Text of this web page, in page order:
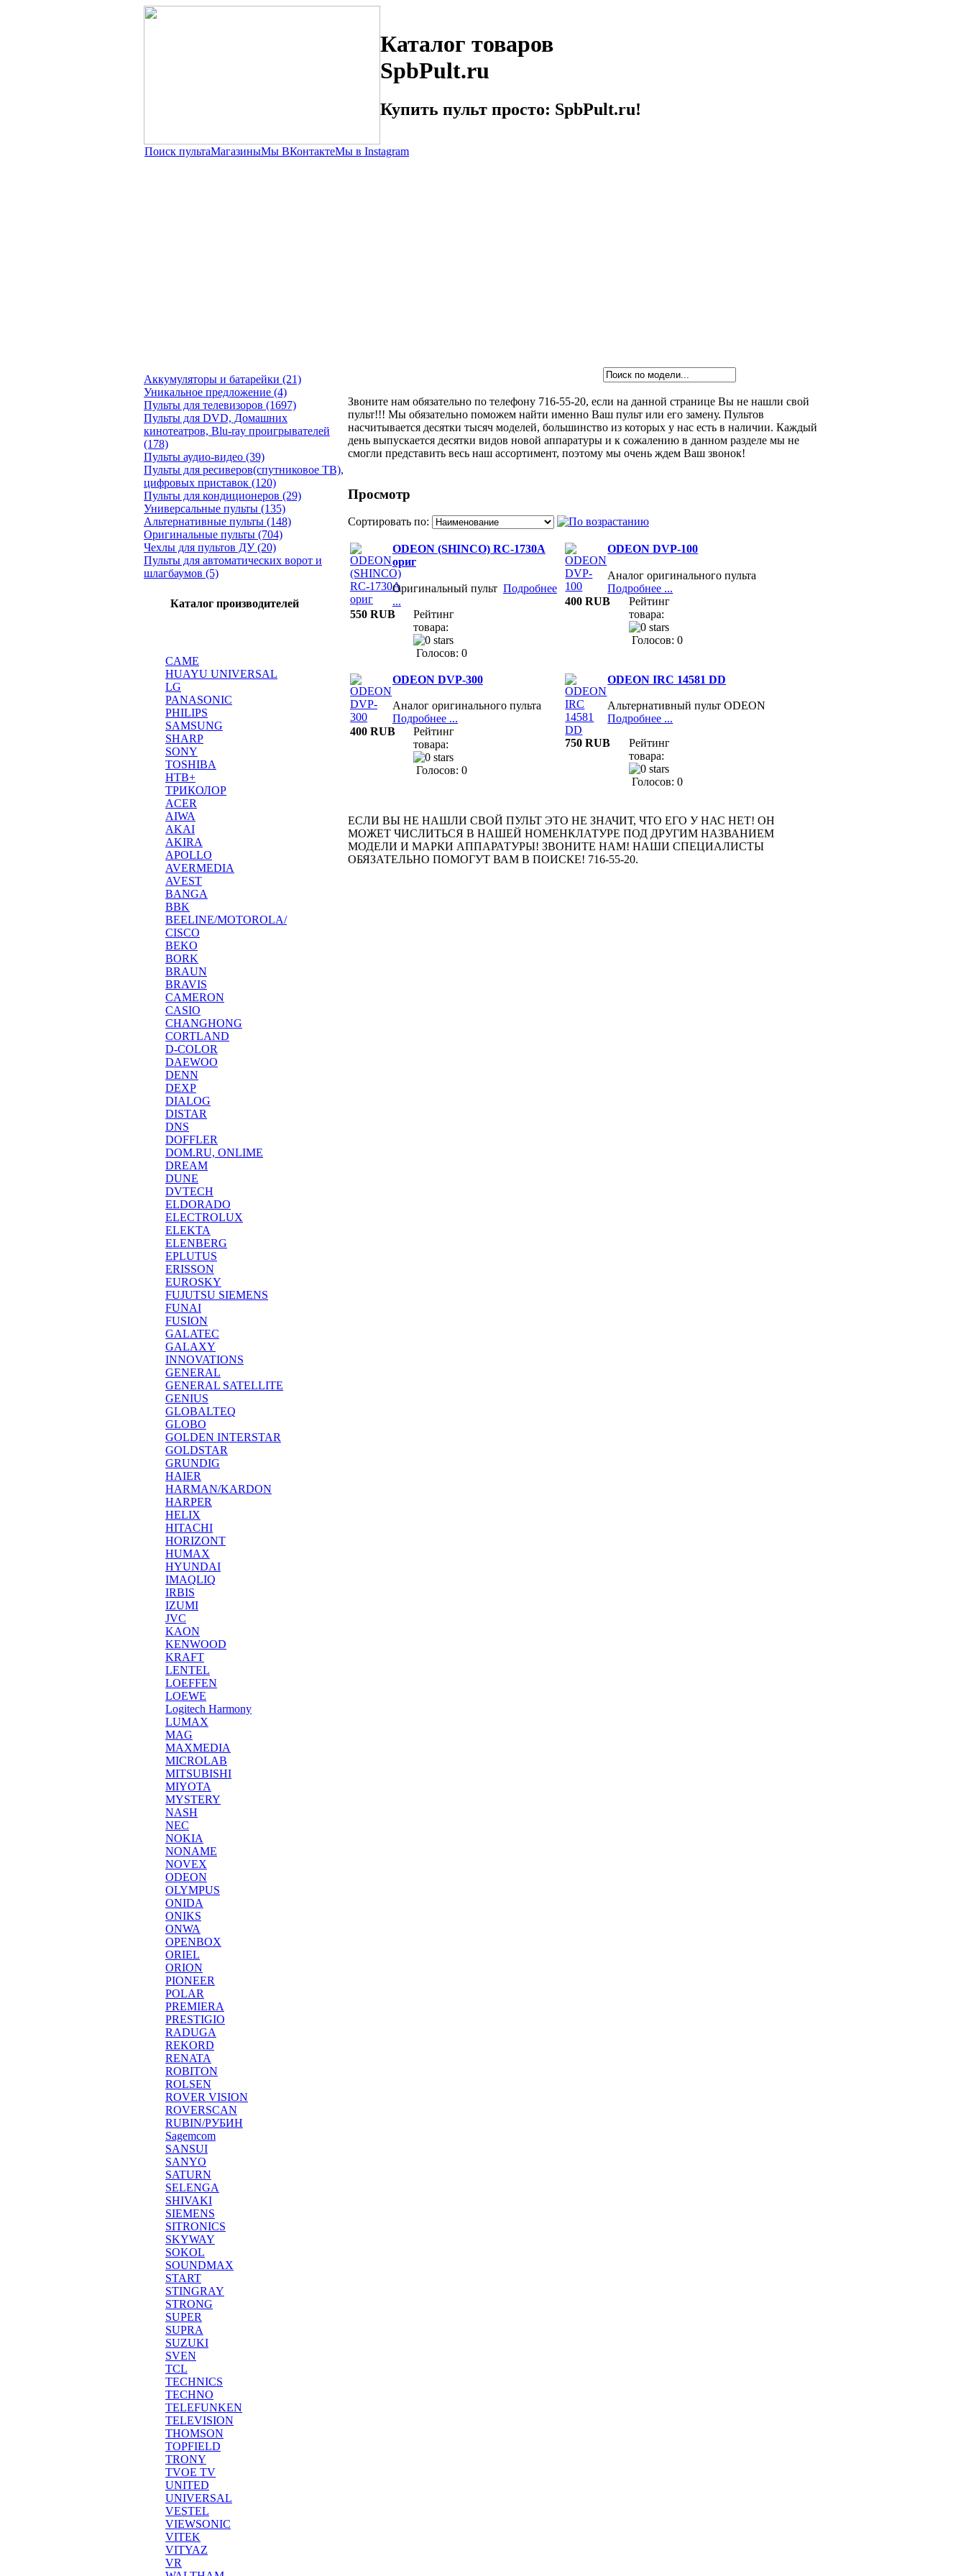
Каталог товаров
SpbPult.ru
Купить пульт просто: SpbPult.ru!
Поиск пультаМагазиныМы ВКонтактеМы в Instagram
Аккумуляторы и батарейки (21)
Уникальное предложение (4)
Пульты для телевизоров (1697)
Пульты для DVD, Домашних
кинотеатров, Blu-ray проигрывателей
(178)
Пульты аудио-видео (39)
Пульты для ресиверов(спутниковое ТВ),
цифровых приставок (120)
Пульты для кондиционеров (29)
Универсальные пульты (135)
Альтернативные пульты (148)
Оригинальные пульты (704)
Чехлы для пультов ДУ (20)
Пульты для автоматических ворот и
шлагбаумов (5)
Каталог производителей
CAME
HUAYU UNIVERSAL
LG
PANASONIC
PHILIPS
SAMSUNG
SHARP
SONY
TOSHIBA
НТВ+
ТРИКОЛОР
ACER
AIWA
AKAI
AKIRA
APOLLO
AVERMEDIA
AVEST
BANGA
BBK
BEELINE/MOTOROLA/
CISCO
BEKO
BORK
BRAUN
BRAVIS
CAMERON
CASIO
CHANGHONG
CORTLAND
D-COLOR
DAEWOO
DENN
DEXP
DIALOG
DISTAR
DNS
DOFFLER
DOM.RU, ONLIME
DREAM
DUNE
DVTECH
ELDORADO
ELECTROLUX
ELEKTA
ELENBERG
EPLUTUS
ERISSON
EUROSKY
FUJUTSU SIEMENS
FUNAI
FUSION
GALATEC
GALAXY
INNOVATIONS
GENERAL
GENERAL SATELLITE
GENIUS
GLOBALTEQ
GLOBO
GOLDEN INTERSTAR
GOLDSTAR
GRUNDIG
HAIER
HARMAN/KARDON
HARPER
HELIX
HITACHI
HORIZONT
HUMAX
HYUNDAI
IMAQLIQ
IRBIS
IZUMI
JVC
KAON
KENWOOD
KRAFT
LENTEL
LOEFFEN
LOEWE
Logitech Harmony
LUMAX
MAG
MAXMEDIA
MICROLAB
MITSUBISHI
MIYOTA
MYSTERY
NASH
NEC
NOKIA
NONAME
NOVEX
ODEON
OLYMPUS
ONIDA
ONIKS
ONWA
OPENBOX
ORIEL
ORION
PIONEER
POLAR
PREMIERA
PRESTIGIO
RADUGA
REKORD
RENATA
ROBITON
ROLSEN
ROVER VISION
ROVERSCAN
RUBIN/РУБИН
Sagemcom
SANSUI
SANYO
SATURN
SELENGA
SHIVAKI
SIEMENS
SITRONICS
SKYWAY
SOKOL
SOUNDMAX
START
STINGRAY
STRONG
SUPER
SUPRA
SUZUKI
SVEN
TCL
TECHNICS
TECHNO
TELEFUNKEN
TELEVISION
THOMSON
TOPFIELD
TRONY
TVOE TV
UNITED
UNIVERSAL
VESTEL
VIEWSONIC
VITEK
VITYAZ
VR
Звоните нам обязательно по телефону 716-55-20, если на данной странице Вы не нашли свой
пульт!!! Мы обязательно поможем найти именно Ваш пульт или его замену. Пультов
насчитывается десятки тысяч моделей, большинство из которых у нас есть в наличии. Каждый
день выпускается десятки видов новой аппаратуры и к сожалению в данном разделе мы не
смогли представить весь наш ассортимент, поэтому мы очень ждем Ваш звонок!
Просмотр
Сортировать по:
ODEON (SHINCO) RC-1730A
ориг
Оригинальный пульт Подробнее
...
550 RUB
Рейтинг
товара:
Голосов: 0
ODEON DVP-100
Аналог оригинального пульта
Подробнее ...
400 RUB
Рейтинг
товара:
Голосов: 0
ODEON DVP-300
Аналог оригинального пульта
Подробнее ...
400 RUB
Рейтинг
товара:
Голосов: 0
ODEON IRC 14581 DD
Альтернативный пульт ODEON
Подробнее ...
750 RUB
Рейтинг
товара:
Голосов: 0
ЕСЛИ ВЫ НЕ НАШЛИ СВОЙ ПУЛЬТ ЭТО НЕ ЗНАЧИТ, ЧТО ЕГО У НАС НЕТ! ОН
МОЖЕТ ЧИСЛИТЬСЯ В НАШЕЙ НОМЕНКЛАТУРЕ ПОД ДРУГИМ НАЗВАНИЕМ
МОДЕЛИ И МАРКИ АППАРАТУРЫ! ЗВОНИТЕ НАМ! НАШИ СПЕЦИАЛИСТЫ
ОБЯЗАТЕЛЬНО ПОМОГУТ ВАМ В ПОИСКЕ! 716-55-20.